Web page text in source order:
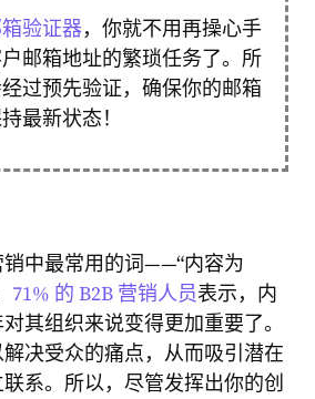
验证器，你就不用再操心手
邮箱地址的繁琐任务了。所
过预先验证，确保你的邮箱
最新状态！
中最常用的词——“内容为
71% 的 B2B 营销人员表示，内
其组织来说变得更加重要了。
决受众的痛点，从而吸引潜在
系。所以，尽管发挥出你的创